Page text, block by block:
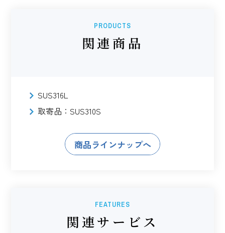
PRODUCTS
関連商品
SUS316L
取寄品：SUS310S
商品ラインナップへ
FEATURES
関連サービス